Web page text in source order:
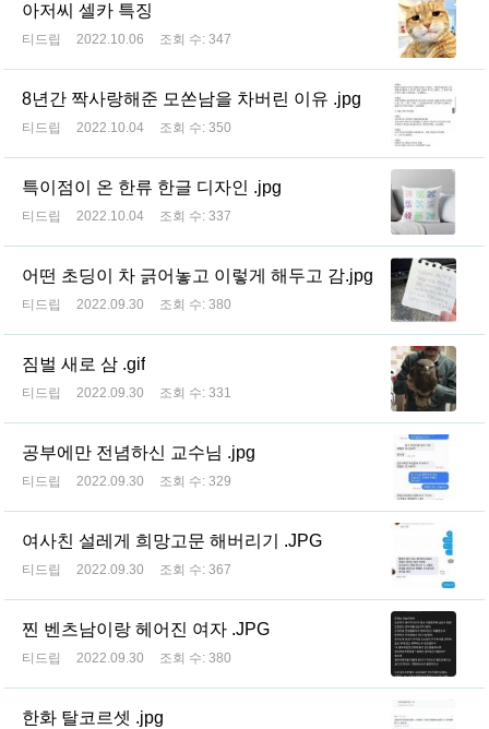
아저씨 셀카 특징
티드립 2022.10.06 조회 수: 347
8년간 짝사랑해준 모쏜남을 차버린 이유 .jpg
티드립 2022.10.04 조회 수: 350
특이점이 온 한류 한글 디자인 .jpg
티드립 2022.10.04 조회 수: 337
어떤 초딩이 차 긁어놓고 이렇게 해두고 감.jpg
티드립 2022.09.30 조회 수: 380
짐벌 새로 삼 .gif
티드립 2022.09.30 조회 수: 331
공부에만 전념하신 교수님 .jpg
티드립 2022.09.30 조회 수: 329
여사친 설레게 희망고문 해버리기 .JPG
티드립 2022.09.30 조회 수: 367
찐 벤츠남이랑 헤어진 여자 .JPG
티드립 2022.09.30 조회 수: 380
한화 탈코르셋 .jpg